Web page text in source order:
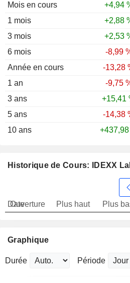
Mois en cours
+4,94
1 mois
+2,88
3 mois
+2,53
6 mois
-8,99
Année en cours
-13,28
1 an
-9,75
3 ans
+15,41
5 ans
-14,38
10 ans
Historique de Cours: IDEXX
Date
Ouverture Plus haut Plus
Graphique
Durée Période